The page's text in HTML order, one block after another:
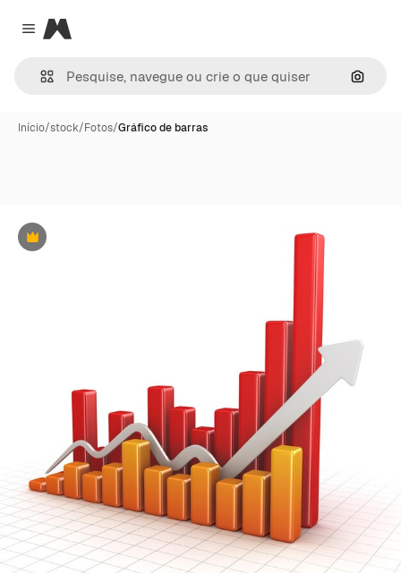
Close menu
Magnific
Início/stock/Fotos/Gráfico de barras
Premium